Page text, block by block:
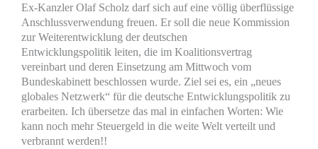
Ex-Kanzler Olaf Scholz darf sich auf eine völlig überflüssige
Anschlussverwendung freuen. Er soll die neue Kommission
zur Weiterentwicklung der deutschen
Entwicklungspolitik leiten, die im Koalitionsvertrag
vereinbart und deren Einsetzung am Mittwoch vom
Bundeskabinett beschlossen wurde. Ziel sei es, ein „neues
globales Netzwerk“ für die deutsche Entwicklungspolitik zu
erarbeiten. Ich übersetze das mal in einfachen Worten: Wie
kann noch mehr Steuergeld in die weite Welt verteilt und
verbrannt werden!!